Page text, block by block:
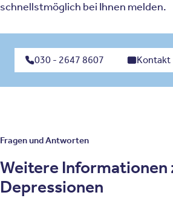
schnellstmöglich bei Ihnen melden.
030 - 2647 8607 Kontakt
Fragen und Antworten
Weitere Informationen
Depressionen